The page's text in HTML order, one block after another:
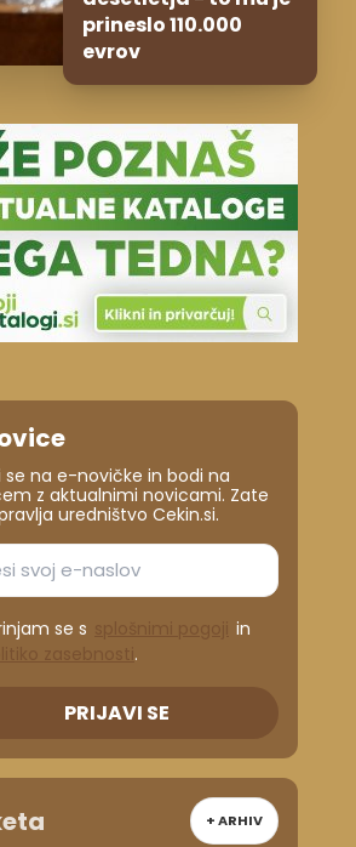
prineslo 110.000
evrov
se na e-novičke in bodi na
z aktualnimi novicami. Zate
uredništvo Cekin.si.
se s
in
.
PRIJAVI SE
+ ARHIV